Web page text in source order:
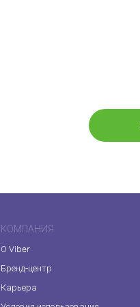
КОМПАНИЯ
О Viber
Бренд-центр
Карьера